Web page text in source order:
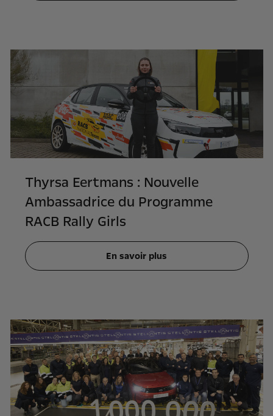
Thyrsa Eertmans : Nouvelle
Ambassadrice du Programme
RACB Rally Girls
En savoir plus